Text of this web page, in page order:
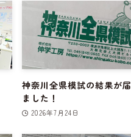
神奈川全県模試の結果が
ました！
2026年7月24日